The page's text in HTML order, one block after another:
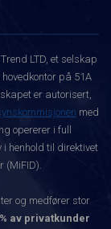
LTD, et selskap
på 51A
er autorisert,
med
opererer i full
henhold til direktivet
(MiFID).
og medfører stor
av privatkunder